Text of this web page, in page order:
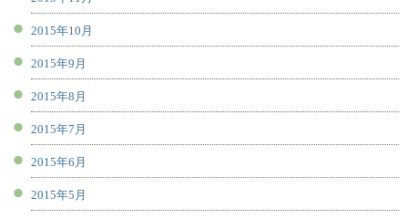
2015年10月
2015年9月
2015年8月
2015年7月
2015年6月
2015年5月